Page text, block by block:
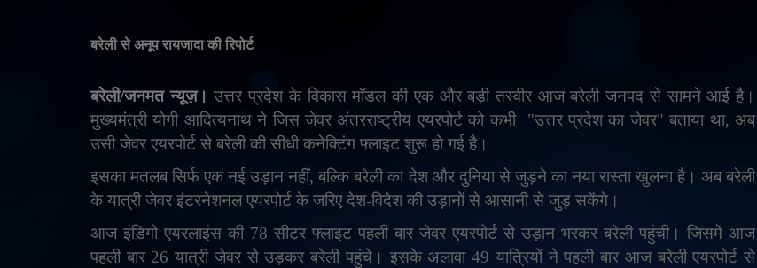
बरेली से अनूप रायजादा की रिपोर्ट
बरेली/जनमत न्यूज़।उत्तर प्रदेश के विकास मॉडल की एक और बड़ी तस्वीर आज बरेली जनपद से सामने आई है।
मुख्यमंत्री योगी आदित्यनाथ ने जिस जेवर अंतरराष्ट्रीय एयरपोर्ट को कभी
"उत्तर प्रदेश का जेवर" बताया था,अब
उसी जेवर एयरपोर्ट से बरेली की सीधी कनेक्टिंग फ्लाइट शुरू हो गई है।
इसका मतलब सिर्फ एक नई उड़ान नहीं,बल्कि बरेली का देश और दुनिया से जुड़ने का नया रास्ता खुलना है। अब बरेली
के यात्री जेवर इंटरनेशनल एयरपोर्ट के जरिए देश-विदेश की उड़ानों से आसानी से जुड़ सकेंगे।
आज इंडिगो एयरलाइंस की 78 सीटर फ्लाइट पहली बार जेवर एयरपोर्ट से उड़ान भरकर बरेली पहुंची। जिसमे आज
पहली बार 26 यात्री जेवर से उड़कर बरेली पहुंचे। इसके अलावा 49 यात्रियों ने पहली बार आज बरेली एयरपोर्ट से